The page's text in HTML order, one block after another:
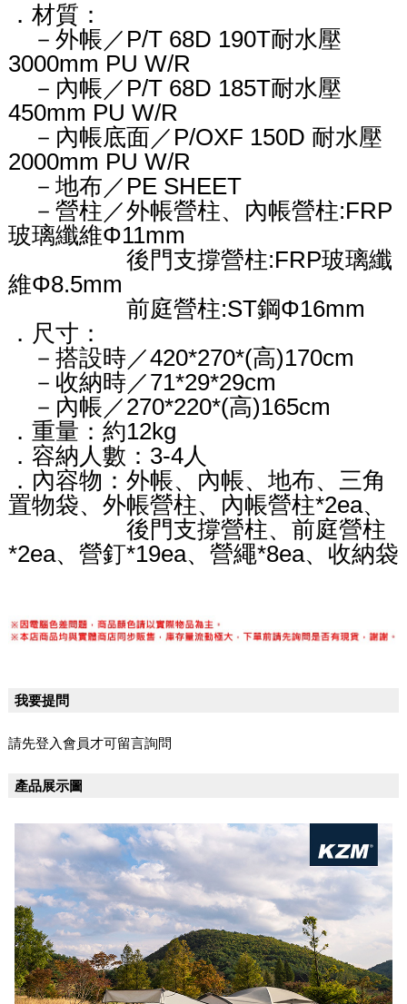
．材質：
－外帳／P/T 68D 190T耐水壓
3000mm PU W/R
－內帳／P/T 68D 185T耐水壓
450mm PU W/R
－內帳底面／P/OXF 150D 耐水壓
2000mm PU W/R
－地布／PE SHEET
－營柱／外帳營柱、內帳營柱:FRP
玻璃纖維Φ11mm
後門支撐營柱:FRP玻璃纖
維Φ8.5mm
前庭營柱:ST鋼Φ16mm
．尺寸：
－搭設時／420*270*(高)170cm
－收納時／71*29*29cm
－內帳／270*220*(高)165cm
．重量：約12kg
．容納人數：3-4人
．內容物：外帳、內帳、地布、三角
置物袋、外帳營柱、內帳營柱*2ea、
後門支撐營柱、前庭營柱
*2ea、營釘*19ea、營繩*8ea、收納袋
我要提問
請先登入會員才可留言詢問
產品展示圖